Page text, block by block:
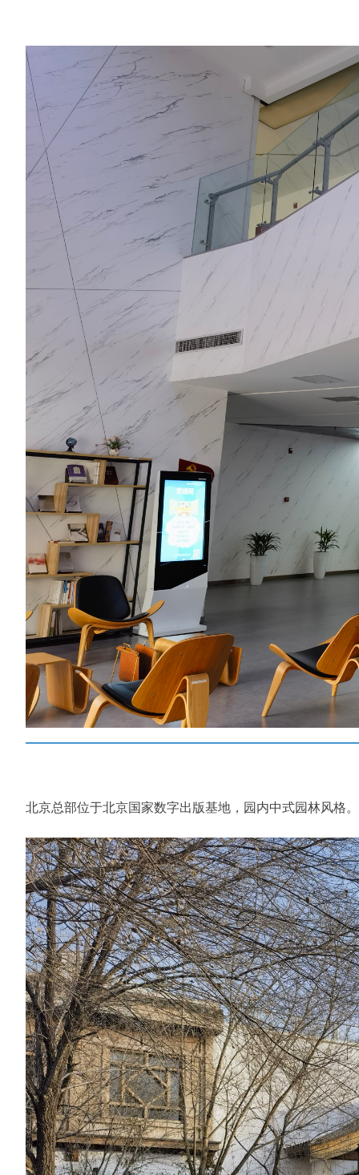
北京总部位于北京国家数字出版基地，园内中式园林风格